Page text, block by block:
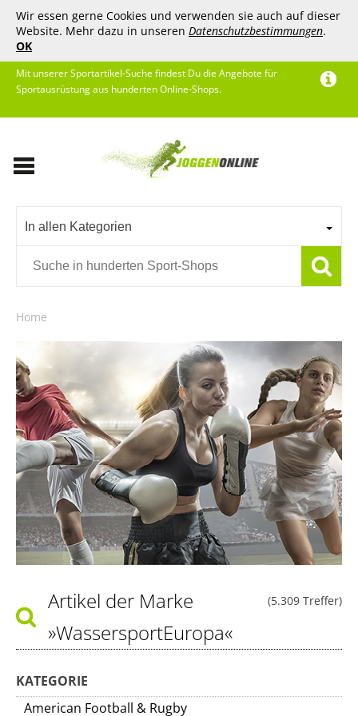
Wir essen gerne Cookies und verwenden sie auch auf dieser
Website. Mehr dazu in unseren Datenschutzbestimmungen.
OK
Mit unserer Sportartikel-Suche findest Du die Angebote für
Sportausrüstung aus hunderten Online-Shops.
In allen Kategorien
Home
(5.309 Treffer)
Artikel der Marke
»WassersportEuropa«
KATEGORIE
American Football & Rugby